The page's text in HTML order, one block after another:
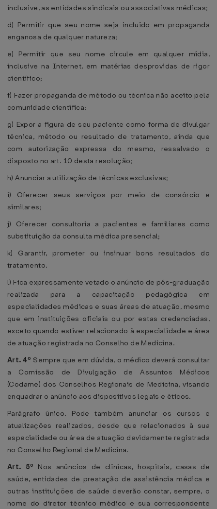
inclusive, as entidades sindicais ou associativas médicas;
d) Permitir que seu nome seja incluído em propaganda
enganosa de qualquer natureza;
e) Permitir que seu nome circule em qualquer mídia,
inclusive na Internet, em matérias desprovidas de rigor
científico;
f) Fazer propaganda de método ou técnica não aceito pela
comunidade científica;
g) Expor a figura de seu paciente como forma de divulgar
técnica, método ou resultado de tratamento, ainda que
com autorização expressa do mesmo, ressalvado o
disposto no art. 10 desta resolução;
h) Anunciar a utilização de técnicas exclusivas;
i) Oferecer seus serviços por meio de consórcio e
similares;
j) Oferecer consultoria a pacientes e familiares como
substituição da consulta médica presencial;
k) Garantir, prometer ou insinuar bons resultados do
tratamento.
l) Fica expressamente vetado o anúncio de pós-graduação
realizada para a capacitação pedagógica em
especialidades médicas e suas áreas de atuação, mesmo
que em instituições oficiais ou por estas credenciadas,
exceto quando estiver relacionado à especialidade e área
de atuação registrada no Conselho de Medicina.
Art. 4º Sempre que em dúvida, o médico deverá consultar
a Comissão de Divulgação de Assuntos Médicos
(Codame) dos Conselhos Regionais de Medicina, visando
enquadrar o anúncio aos dispositivos legais e éticos.
Parágrafo único. Pode também anunciar os cursos e
atualizações realizados, desde que relacionados à sua
especialidade ou área de atuação devidamente registrada
no Conselho Regional de Medicina.
Art. 5º Nos anúncios de clínicas, hospitais, casas de
saúde, entidades de prestação de assistência médica e
outras instituições de saúde deverão constar, sempre, o
nome do diretor técnico médico e sua correspondente